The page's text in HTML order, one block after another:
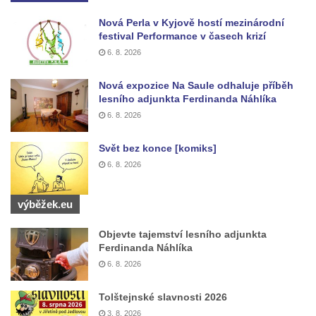
samoty a Údolím vzdechů
Vyhlídka v ulici Legionářů v Mělníku
v Nové Vsi-Teplicích
Údajná vyhlídka pod Širokým vrchem
Boreč – vyhlídka k východu
Vrázova vyhlídka v Mělníku
Vyhlídková věž archeoparku Na Jánu u
Vyhlídka Supí vrch
Vyhlídka Pod Schillerovou výšinou v
Krupce
Vyhlídka u kaple v Jirchářích na Doksanské
Nová Perla v Kyjově hostí mezinárodní
festival Performance v časech krizí
6. 8. 2026
Nová expozice Na Saule odhaluje příběh
lesního adjunkta Ferdinanda Náhlíka
6. 8. 2026
Svět bez konce [komiks]
6. 8. 2026
výběžek.eu
Objevte tajemství lesního adjunkta
Ferdinanda Náhlíka
6. 8. 2026
Tolštejnské slavnosti 2026
3. 8. 2026